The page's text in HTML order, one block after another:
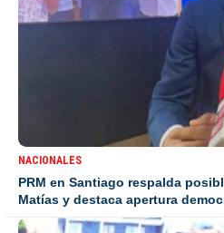
NACIONALES
PRM en Santiago respalda
Matías y destaca apertura